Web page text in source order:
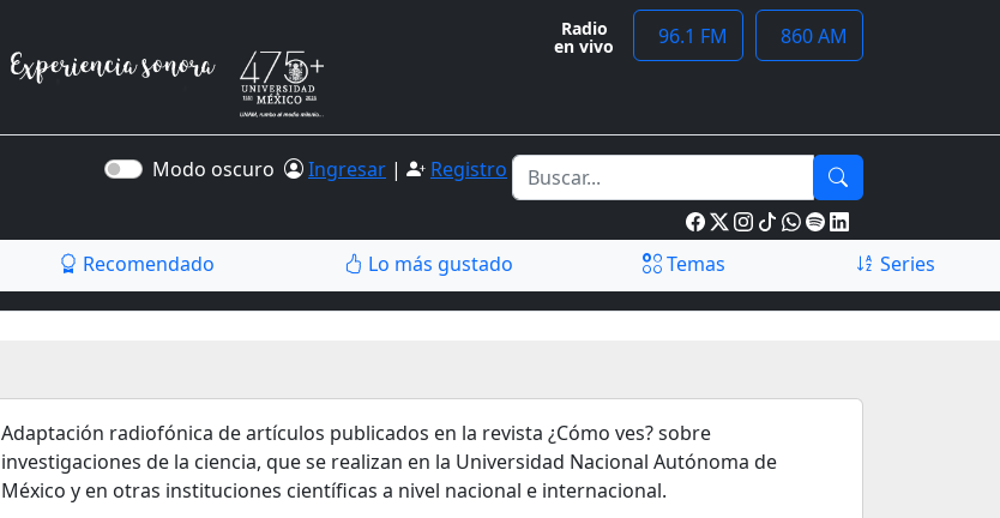
Radio
en vivo 96.1 FM 860 AM
Modo oscuro Ingresar | Registro
Recomendado Lo más gustado Temas Series
Adaptación radiofónica de artículos publicados en la revista ¿Cómo ves? sobre
investigaciones de la ciencia, que se realizan en la Universidad Nacional Autónoma de
México y en otras instituciones científicas a nivel nacional e internacional.